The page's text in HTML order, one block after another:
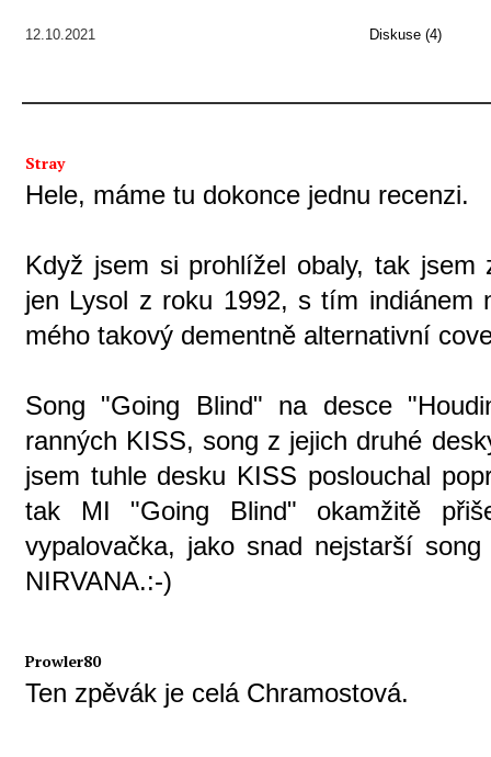
12.10.2021 Diskuse (4)
Stray
Hele, máme tu dokonce jednu recenzi.
Když jsem si prohlížel obaly, tak
jen Lysol z roku 1992, s tím indiánem
mého takový dementně alternativní
Song "Going Blind" na desce
ranných KISS, song z jejich druhé
jsem tuhle desku KISS poslouchal
tak MI "Going Blind" okamžitě
vypalovačka, jako snad nejstarší
NIRVANA.:-)
Prowler80
Ten zpěvák je celá Chramostová.